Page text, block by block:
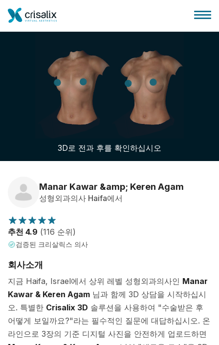
3D 비즈니스 플랫폼
환자 후기
3D로 전과 후를 확인하십시오
Manar Kawar &amp; Keren Agam
성형외과의사 Haifa에서
추천 4.9 (116 순위)
검증된 크리살릭스 의사
회사소개
지금 Haifa, Israel에서 상위 레벨 성형외과의사인 Manar
Kawar & Keren Agam 님과 함께 3D 상담을 시작하십시
오. 특별한 Crisalix 3D 솔루션을 사용하여 "수술받은 후
어떻게 보일까요?"라는 필수적인 질문에 대답하십시오. 온
라인으로 3장의 기준 디지털 사진을 안전하게 업로드하면